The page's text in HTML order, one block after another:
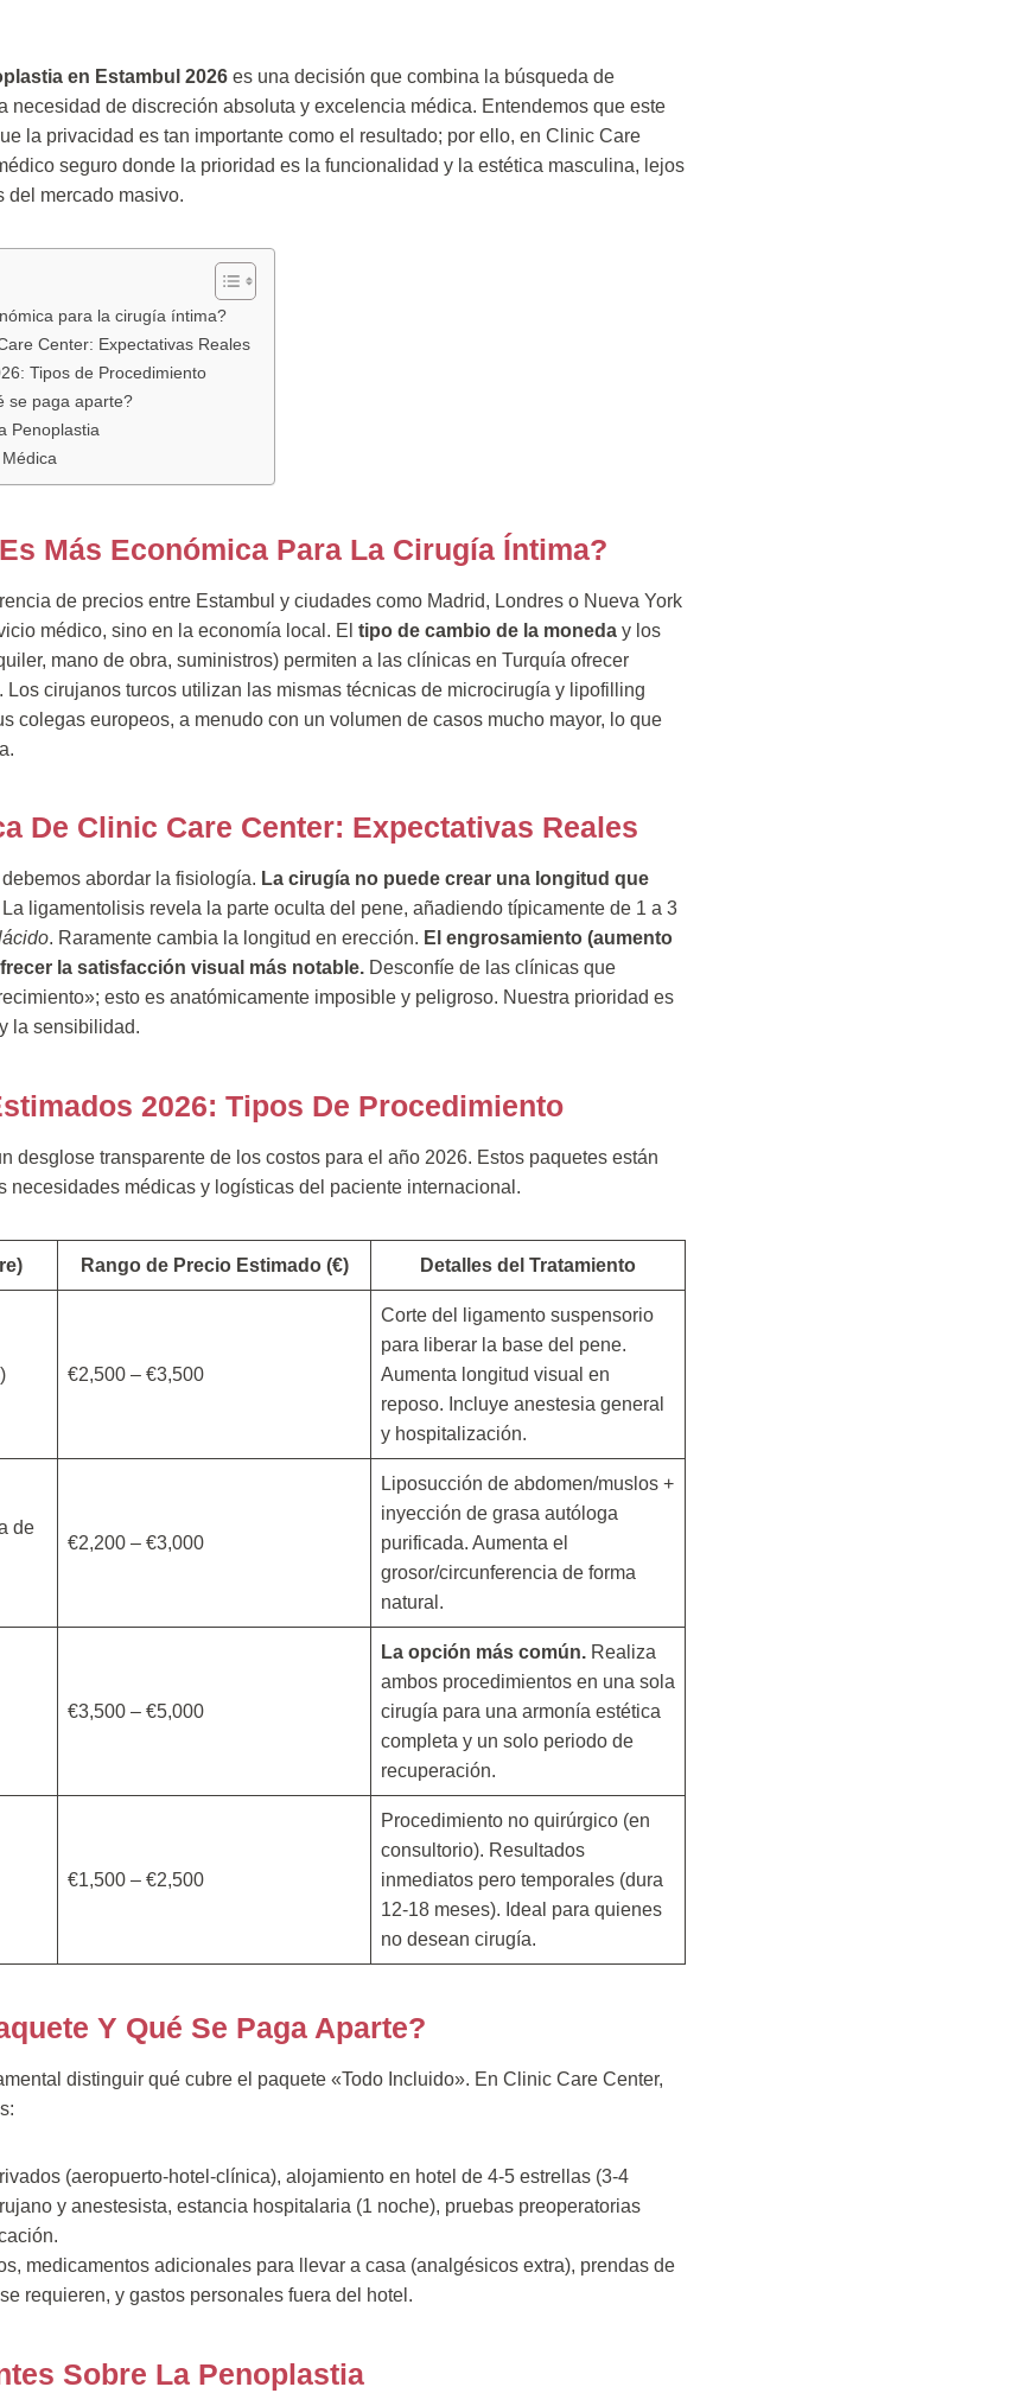
en Estambul 2026 es una decisión que combina la búsqueda de
necesidad de discreción absoluta y excelencia médica. Entendemos que este
la privacidad es tan importante como el resultado; por ello, en Clinic Care
seguro donde la prioridad es la funcionalidad y la estética masculina, lejos
del mercado masivo.
para la cirugía íntima?
Center: Expectativas Reales
Tipos de Procedimiento
se paga aparte?
Penoplastia
Más Económica Para La Cirugía Íntima?
de precios entre Estambul y ciudades como Madrid, Londres o Nueva York
médico, sino en la economía local. El tipo de cambio de la moneda y los
mano de obra, suministros) permiten a las clínicas en Turquía ofrecer
. Los cirujanos turcos utilizan las mismas técnicas de microcirugía y lipofilling
colegas europeos, a menudo con un volumen de casos mucho mayor, lo que
De Clinic Care Center: Expectativas Reales
abordar la fisiología. La cirugía no puede crear una longitud que
La ligamentolisis revela la parte oculta del pene, añadiendo típicamente de 1 a 3
. Raramente cambia la longitud en erección. El engrosamiento (aumento
la satisfacción visual más notable. Desconfíe de las clínicas que
esto es anatómicamente imposible y peligroso. Nuestra prioridad es
la sensibilidad.
2026: Tipos De Procedimiento
desglose transparente de los costos para el año 2026. Estos paquetes están
necesidades médicas y logísticas del paciente internacional.
Rango de Precio Estimado (€) Detalles del Tratamiento
€2,500 – €3,500
Corte del ligamento suspensorio
para liberar la base del pene.
Aumenta longitud visual en
reposo. Incluye anestesia general
y hospitalización.
de
€2,200 – €3,000
Liposucción de abdomen/muslos +
inyección de grasa autóloga
purificada. Aumenta el
grosor/circunferencia de forma
natural.
€3,500 – €5,000
La opción más común. Realiza
ambos procedimientos en una sola
cirugía para una armonía estética
completa y un solo periodo de
recuperación.
€1,500 – €2,500
Procedimiento no quirúrgico (en
consultorio). Resultados
inmediatos pero temporales (dura
12-18 meses). Ideal para quienes
no desean cirugía.
Y Qué Se Paga Aparte?
distinguir qué cubre el paquete «Todo Incluido». En Clinic Care Center,
(aeropuerto-hotel-clínica), alojamiento en hotel de 4-5 estrellas (3-4
y anestesista, estancia hospitalaria (1 noche), pruebas preoperatorias
medicamentos adicionales para llevar a casa (analgésicos extra), prendas de
requieren, y gastos personales fuera del hotel.
Sobre La Penoplastia